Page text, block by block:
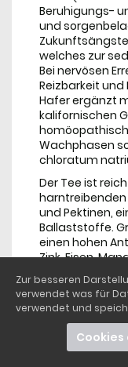
Beruhigungs-
und
welches zur
Bei nervösen
Reizbarkeit
Hafer ergänzt
kalifornischen
Wachphasen
chloratum
Der Tee ist
und Pektinen,
Ballaststoffe.
einen hohen
Zink, Eisen,
Beta-Glucan,
Zucker- und
entgegenwirkt.
Die positive
sind
mit keinem
Zur besseren
verwendet was für
verwendet und